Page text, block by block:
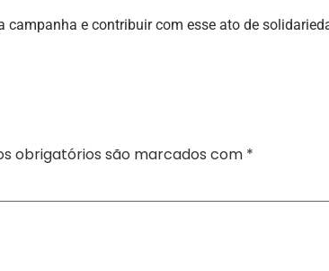
e contribuir com esse ato de
obrigatórios são marcados com *